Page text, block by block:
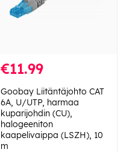
€11.99
Goobay Liitäntäjohto CAT
6A, U/UTP, harmaa
kuparijohdin (CU),
halogeeniton
kaapelivaippa (LSZH), 10
m